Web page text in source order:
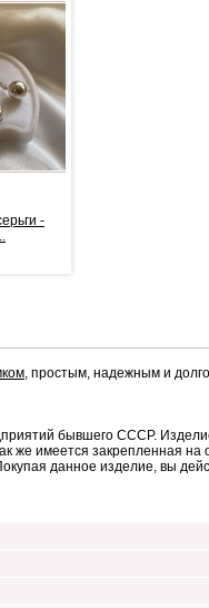
-
, простым, надежным и
бывшего СССР.
же имеется закрепленная на
данное изделие, вы